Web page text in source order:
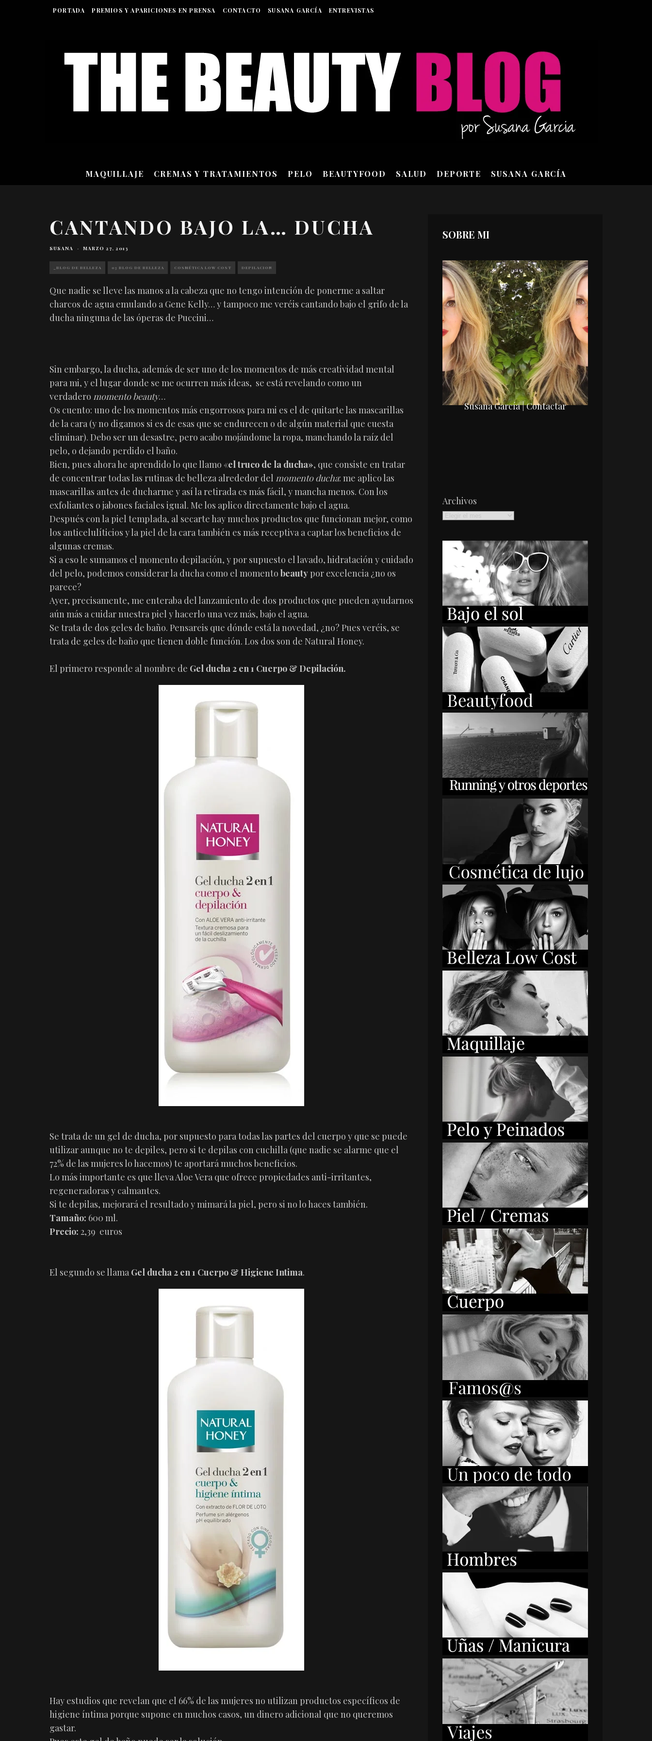
PORTADA PREMIOS Y APARICIONES EN PRENSA CONTACTO SUSANA GARCÍA ENTREVISTAS
MAQUILLAJE CREMAS Y TRATAMIENTOS PELO BEAUTYFOOD SALUD DEPORTE SUSANA GARCÍA
CANTANDO BAJO LA… DUCHA
SUSANA · MARZO 27, 2013
_BLOG DE BELLEZA 03 BLOG DE BELLEZA COSMÉTICA LOW COST DEPILACION
Que nadie se lleve las manos a la cabeza que no tengo intención de ponerme a saltar
charcos de agua emulando a Gene Kelly… y tampoco me veréis cantando bajo el grifo de la
ducha ninguna de las óperas de Puccini…
Sin embargo, la ducha, además de ser uno de los momentos de más creatividad mental
para mi, y el lugar donde se me ocurren más ideas, se está revelando como un
verdadero momento beauty…
Os cuento: uno de los momentos más engorrosos para mi es el de quitarte las mascarillas
de la cara (y no digamos si es de esas que se endurecen o de algún material que cuesta
eliminar). Debo ser un desastre, pero acabo mojándome la ropa, manchando la raíz del
pelo, o dejando perdido el baño.
Bien, pues ahora he aprendido lo que llamo «el truco de la ducha», que consiste en tratar
de concentrar todas las rutinas de belleza alrededor del momento ducha: me aplico las
mascarillas antes de ducharme y así la retirada es más fácil, y mancha menos. Con los
exfoliantes o jabones faciales igual. Me los aplico directamente bajo el agua.
Después con la piel templada, al secarte hay muchos productos que funcionan mejor, como
los anticelulíticios y la piel de la cara también es más receptiva a captar los beneficios de
algunas cremas.
Si a eso le sumamos el momento depilación, y por supuesto el lavado, hidratación y cuidado
del pelo, podemos considerar la ducha como el momento beauty por excelencia ¿no os
parece?
Ayer, precisamente, me enteraba del lanzamiento de dos productos que pueden ayudarnos
aún más a cuidar nuestra piel y hacerlo una vez más, bajo el agua.
Se trata de dos geles de baño. Pensareis que dónde está la novedad, ¿no? Pues veréis, se
trata de geles de baño que tienen doble función. Los dos son de Natural Honey.
El primero responde al nombre de Gel ducha 2 en 1 Cuerpo & Depilación.
Se trata de un gel de ducha, por supuesto para todas las partes del cuerpo y que se puede
utilizar aunque no te depiles, pero si te depilas con cuchilla (que nadie se alarme que el
72% de las mujeres lo hacemos) te aportará muchos beneficios.
Lo más importante es que lleva Aloe Vera que ofrece propiedades anti-irritantes,
regeneradoras y calmantes.
Si te depilas, mejorará el resultado y mimará la piel, pero si no lo haces también.
Tamaño: 600 ml.
Precio: 2,39 euros
El segundo se llama Gel ducha 2 en 1 Cuerpo & Higiene Intima.
Hay estudios que revelan que el 66% de las mujeres no utilizan productos específicos de
higiene íntima porque supone en muchos casos, un dinero adicional que no queremos
gastar.
SOBRE MI
Susana García | Contactar
Archivos